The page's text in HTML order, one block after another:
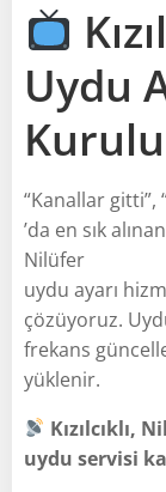
Uydu
“Kanallar gitti”,
’da en sık
Nilüfer
uydu ayarı
çözüyoruz.
frekans
yüklenir.
Kızılcıklı,
uydu servisi